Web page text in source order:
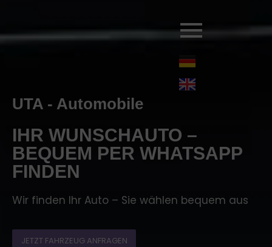
UTA - Automobile
IHR WUNSCHAUTO –
BEQUEM PER WHATSAPP
FINDEN
Wir finden Ihr Auto – Sie wählen bequem aus
JETZT FAHRZEUG ANFRAGEN